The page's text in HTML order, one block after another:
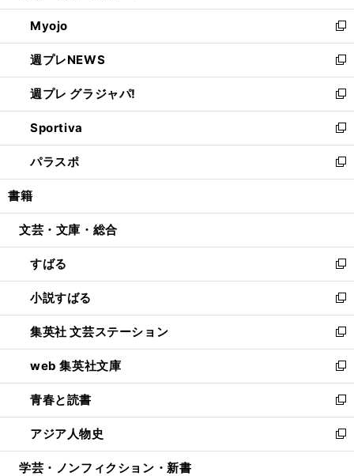
開
く
ウ
で
開
く
ン
ド
ウ
で
開
く
ウ
ィ
ン
ド
ウ
で
開
く
Myojo
新
し
い
ウ
ィ
ン
ド
ウ
で
開
週プレNEWS
新
し
い
ウ
ィ
ン
ド
ウ
開
週プレ グラジャパ!
新
し
い
ウ
ィ
ン
ウ
開
く
Sportiva
新
し
い
ウ
ン
ウ
で
開
く
パラスポ
新
し
ウ
ン
ド
ウ
で
開
く
書籍
文芸・文庫・総合
すばる
新
し
い
ウ
ィ
ン
ド
ウ
で
開
く
小説すばる
新
し
い
ウ
ィ
ン
ド
ウ
で
開
集英社 文芸ステーション
新
し
い
ウ
ィ
ン
ド
ウ
web 集英社文庫
新
し
い
ウ
ィ
ン
青春と読書
新
し
い
ウ
アジア人物史
新
し
学芸・ノンフィクション・新書